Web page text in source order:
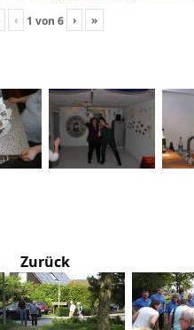
‹ 1 von 6 › »
Zurück